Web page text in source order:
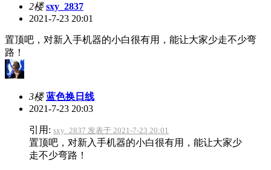
2楼 sxy_2837
2021-7-23 20:01
置顶吧，对新入手机器的小白很有用，能让大家少走不少弯
路！
3楼 蓝色换日线
2021-7-23 20:03
引用: sxy_2837 发表于 2021-7-23 20:01
置顶吧，对新入手机器的小白很有用，能让大家少
走不少弯路！